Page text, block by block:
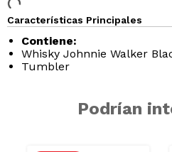
Características Principales
Contiene:
Whisky Johnnie Walker
Tumbler
Podrían